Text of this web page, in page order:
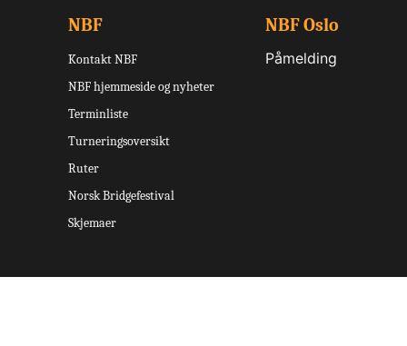
NBF
Kontakt NBF
NBF hjemmeside og nyheter
Terminliste
Turneringsoversikt
Ruter
Norsk Bridgefestival
Skjemaer
NBF Oslo
Påmelding